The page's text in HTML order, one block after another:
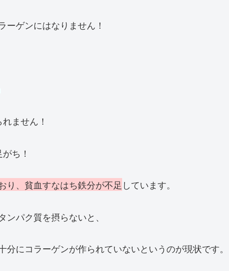
ゲンにはなりません！
ません！
ち！
り、貧血すなはち鉄分が不足 しています。
パク質を摂らないと、
にコラーゲンが作られていないというのが現状です。